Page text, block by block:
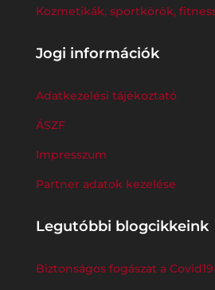
Kozmetikák, sportkörök,
Jogi információk
Adatkezelési tájékoztató
ÁSZF
Impresszum
Partner adatok kezelése
Legutóbbi blogcikkeink
Biztonságos fogászat a